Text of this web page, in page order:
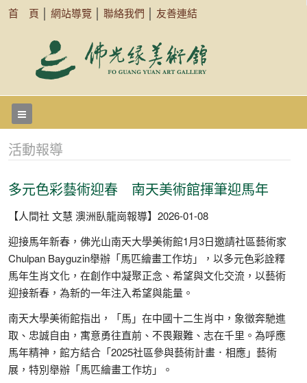
首 頁 網站導覽 聯絡我們 友善連結
活動報導
多元色彩藝術迎春 南天美術館揮筆迎馬年
【人間社 文慧 澳洲臥龍崗報導】2026-01-08
迎接馬年新春，佛光山南天大學美術館1月3日邀請社區藝術家
Chulpan Bayguzin舉辦「馬匹繪畫工作坊」，以多元色彩詮釋
馬年生肖文化，在創作中凝聚正念、希望與文化交流，以藝術
迎接新春，為新的一年注入希望與能量。
南天大學美術館指出，「馬」在中國十二生肖中，象徵奔馳進
取、忠誠自由，寓意勇往直前、不畏艱難、志在千里。為呼應
馬年精神，館方結合「2025社區參與藝術計畫．相應」藝術
展，特別舉辦「馬匹繪畫工作坊」。